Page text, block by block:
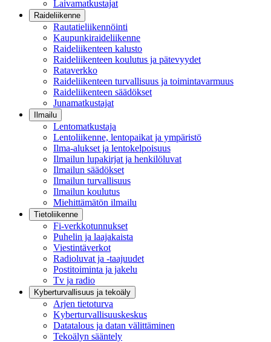
Laivamatkustajat
Raideliikenne
Rautatieliikennöinti
Kaupunkiraideliikenne
Raideliikenteen kalusto
Raideliikenteen koulutus ja pätevyydet
Rataverkko
Raideliikenteen turvallisuus ja toimintavarmuus
Raideliikenteen säädökset
Junamatkustajat
Ilmailu
Lentomatkustaja
Lentoliikenne, lentopaikat ja ympäristö
Ilma-alukset ja lentokelpoisuus
Ilmailun lupakirjat ja henkilöluvat
Ilmailun säädökset
Ilmailun turvallisuus
Ilmailun koulutus
Miehittämätön ilmailu
Tietoliikenne
Fi-verkkotunnukset
Puhelin ja laajakaista
Viestintäverkot
Radioluvat ja -taajuudet
Postitoiminta ja jakelu
Tv ja radio
Kyberturvallisuus ja tekoäly
Arjen tietoturva
Kyberturvallisuuskeskus
Datatalous ja datan välittäminen
Tekoälyn sääntely